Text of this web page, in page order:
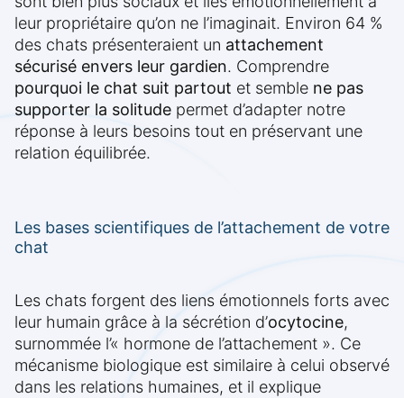
leur propriétaire qu’on ne l’imaginait. Environ 64 %
des chats présenteraient un attachement
sécurisé envers leur gardien. Comprendre
pourquoi le chat suit partout et semble ne pas
supporter la solitude permet d’adapter notre
réponse à leurs besoins tout en préservant une
relation équilibrée.
Les bases scientifiques de l’attachement de votre
chat
Les chats forgent des liens émotionnels forts avec
leur humain grâce à la sécrétion d’ocytocine,
surnommée l’« hormone de l’attachement ». Ce
mécanisme biologique est similaire à celui observé
dans les relations humaines, et il explique